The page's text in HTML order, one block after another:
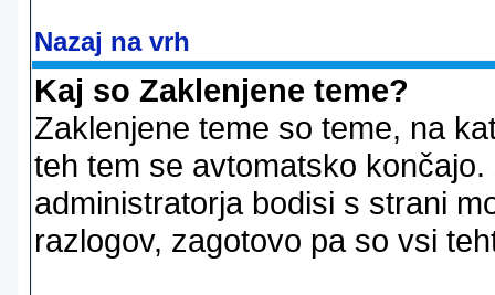
Nazaj na vrh
Kaj so Zaklenjene teme?
Zaklenjene teme so teme, na
teh tem se avtomatsko
administratorja bodisi s strani
razlogov, zagotovo pa so vsi